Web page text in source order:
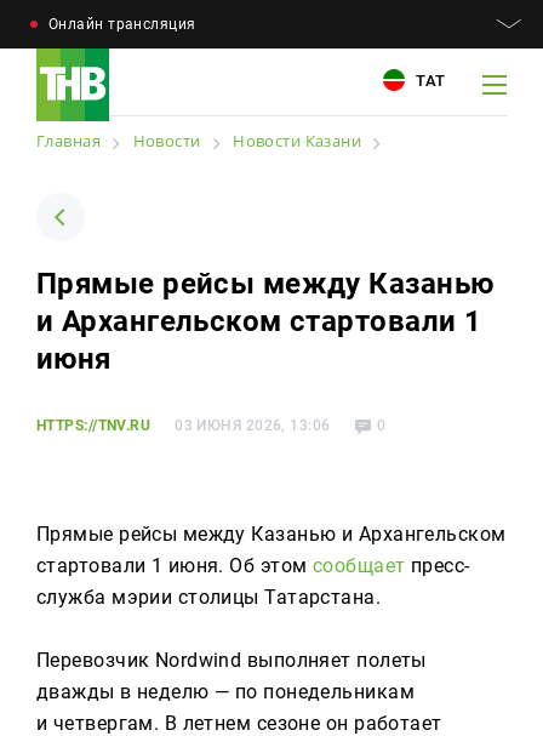
Онлайн трансляция
ТАТ
Новости
Реклама
+7 (843) 570−50−00
reception@tnvtv.ru
Для связи
+7 (843) 570−50−00
Главная Новости Новости Казани
Прямые рейсы между Казанью
и Архангельском стартовали 1
июня
HTTPS://TNV.RU 03 ИЮНЯ 2026, 13:06 0
Прямые рейсы между Казанью и Архангельском
стартовали 1 июня. Об этом сообщает пресс-
служба мэрии столицы Татарстана.
Перевозчик Nordwind выполняет полеты
дважды в неделю — по понедельникам
и четвергам. В летнем сезоне он работает